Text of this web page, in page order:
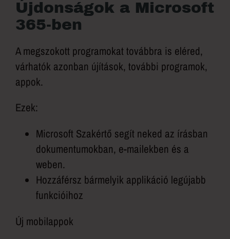
Újdonságok a Microsoft
365-ben
A megszokott programokat továbbra is eléred,
várhatók azonban újítások, további programok,
appok.
Ezek:
Microsoft Szakértő segít neked az írásban
dokumentumokban, e-mailekben és a
weben.
Hozzáférsz bármelyik applikáció legújabb
funkcióihoz
Új mobilappok